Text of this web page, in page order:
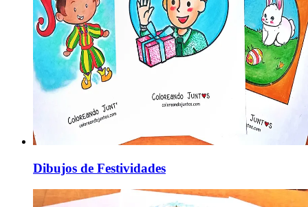
Dibujos de Festividades